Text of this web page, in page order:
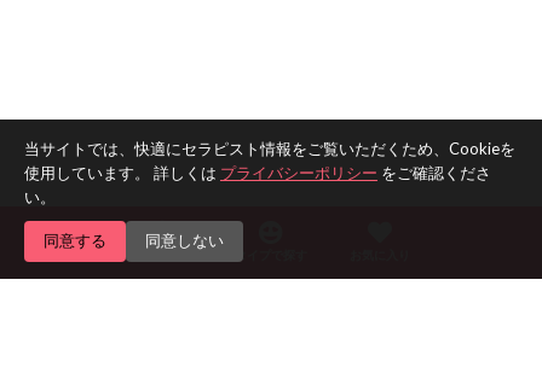
当サイトでは、快適にセラピスト情報をご覧いただくため、Cookieを
使用しています。 詳しくは プライバシーポリシー をご確認くださ
い。
同意する 同意しない
エリアで探す